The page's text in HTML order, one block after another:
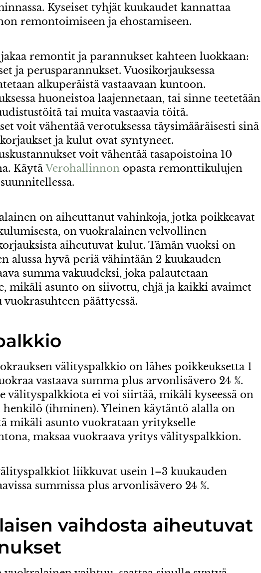
Kyseiset tyhjät kuukaudet kannattaa
remontoimiseen ja ehostamiseen.
remontit ja parannukset kahteen luokkaan:
ja perusparannukset. Vuosikorjauksessa
alkuperäistä vastaavaan kuntoon.
huoneistoa laajennetaan, tai sinne teetetään
tai muita vastaavia töitä.
voit vähentää verotuksessa täysimääräisesti sinä
ja kulut ovat syntyneet.
voit vähentää tasapoistoina 10
KäytäVerohallinnon opasta remonttikulujen
on aiheuttanut vahinkoja, jotka poikkeavat
on vuokralainen velvollinen
aiheutuvat kulut. Tämän vuoksi on
alussa hyvä periä vähintään 2 kuukauden
summa vakuudeksi, joka palautetaan
mikäli asunto on siivottu, ehjä ja kaikki avaimet
päättyessä.
välityspalkkio on lähes poikkeuksetta 1
vastaava summa plus arvonlisävero 24 %.
välityspalkkiota ei voi siirtää, mikäli kyseessä on
(ihminen). Yleinen käytäntö alalla on
mikäli asunto vuokrataan yritykselle
maksaa vuokraava yritys välityspalkkion.
liikkuvat usein 1–3 kuukauden
summissa plus arvonlisävero 24 %.
vaihdosta aiheutuvat